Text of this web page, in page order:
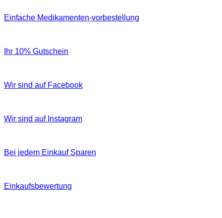
Einfache Medikamenten-vorbestellung
Ihr 10% Gutschein
Wir sind auf Facebook
Wir sind auf Instagram
Bei jedem Einkauf Sparen
Einkaufsbewertung